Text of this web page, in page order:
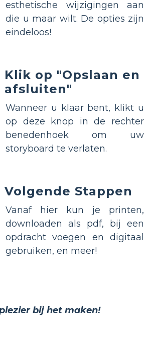
esthetische wijzigingen aan
die u maar wilt. De opties zijn
eindeloos!
Klik op "Opslaan en
afsluiten"
Wanneer u klaar bent, klikt u
op deze knop in de rechter
benedenhoek om uw
storyboard te verlaten.
Volgende Stappen
Vanaf hier kun je printen,
downloaden als pdf, bij een
opdracht voegen en digitaal
gebruiken, en meer!
bij het maken!